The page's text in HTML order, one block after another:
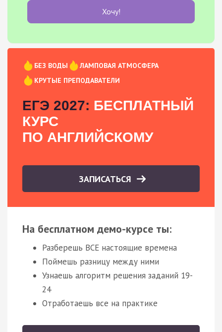
Хочу!
БЕЗ ВОДЫ
ЛАМПОВАЯ АТМОСФЕРА
КРУТЫЕ ПРЕПОДАВАТЕЛИ
ЕГЭ 2027: БЕСПЛАТНЫЙ
КУРС
ПО АНГЛИЙСКОМУ
ЗАПИСАТЬСЯ
На бесплатном демо-курсе ты:
Разберешь ВСЕ настоящие времена
Поймешь разницу между ними
Узнаешь алгоритм решения заданий 19-
24
Отработаешь все на практике